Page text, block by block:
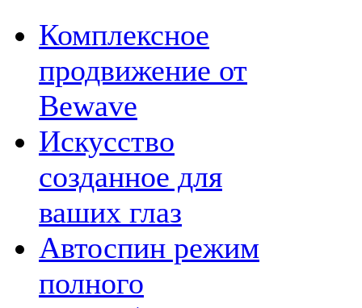
Комплексное
продвижение от
Bewave
Искусство
созданное для
ваших глаз
Автоспин режим
полного